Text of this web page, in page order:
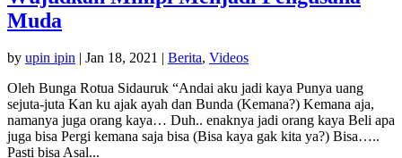
Muda
by upin ipin | Jan 18, 2021 | Berita, Videos
Oleh Bunga Rotua Sidauruk “Andai aku jadi kaya Punya uang
sejuta-juta Kan ku ajak ayah dan Bunda (Kemana?) Kemana aja,
namanya juga orang kaya… Duh.. enaknya jadi orang kaya Beli apa
juga bisa Pergi kemana saja bisa (Bisa kaya gak kita ya?) Bisa…..
Pasti bisa Asal...